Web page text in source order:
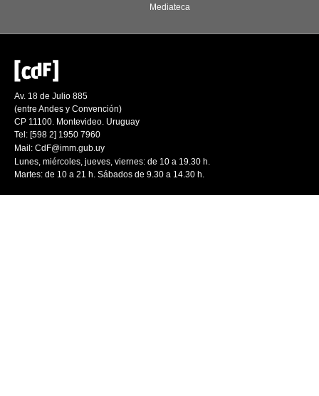
Mediateca
Av. 18 de Julio 885
(entre Andes y Convención)
CP 11100. Montevideo. Uruguay
Tel: [598 2] 1950 7960
Mail: CdF@imm.gub.uy
Lunes, miércoles, jueves, viernes: de 10 a 19.30 h.
Martes: de 10 a 21 h. Sábados de 9.30 a 14.30 h.